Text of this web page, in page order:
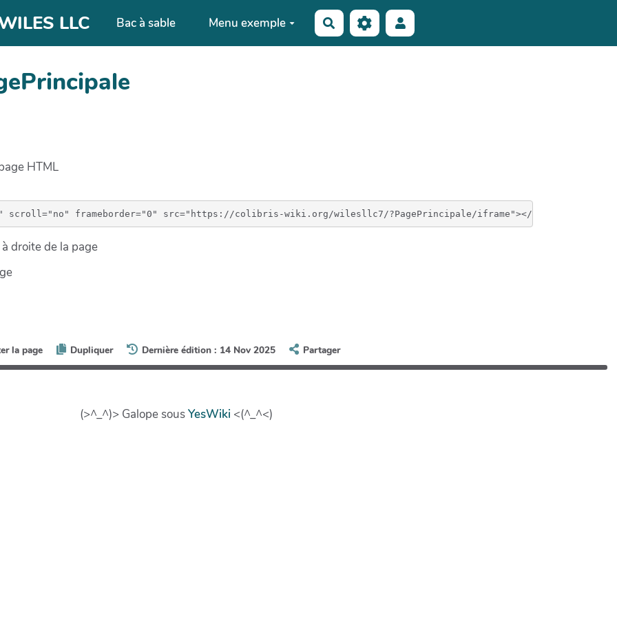
LLC Bac à sable Menu exemple Rechercher
HTML
droite de la page
la page Dupliquer Dernière édition : 14 Nov 2025 Partager
(>^_^)> Galope sousYesWiki <(^_^<)